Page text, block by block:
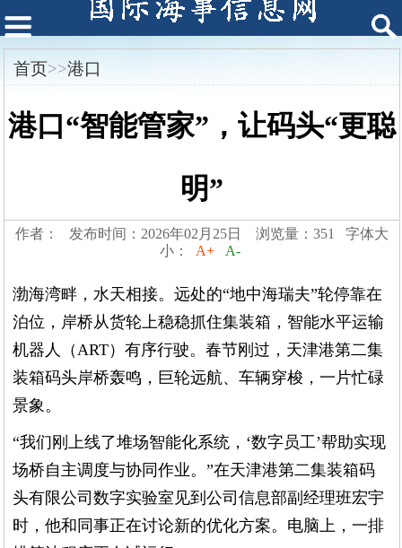
首页>>港口
港口“智能管家”，让码头“更聪
明”
作者： 发布时间：2026年02月25日 浏览量：351 字体大
小：
A+ A-
渤海湾畔，水天相接。远处的“地中海瑞夫”轮停靠在
泊位，岸桥从货轮上稳稳抓住集装箱，智能水平运输
机器人（ART）有序行驶。春节刚过，天津港第二集
装箱码头岸桥轰鸣，巨轮远航、车辆穿梭，一片忙碌
景象。
“我们刚上线了堆场智能化系统，‘数字员工’帮助实现
场桥自主调度与协同作业。”在天津港第二集装箱码
头有限公司数字实验室见到公司信息部副经理班宏宇
时，他和同事正在讨论新的优化方案。电脑上，一排